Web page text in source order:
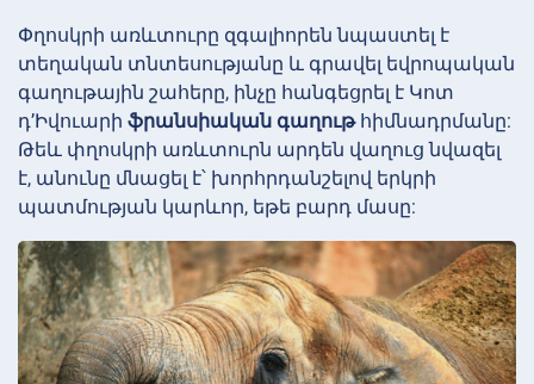
Փղոսկրի առևտուրը զգալիորեն նպաստել է
տեղական տնտեսությանը և գրավել եվրոպական
գաղութային շահերը, ինչը հանգեցրել է Կոտ
դ’Իվուարի ֆրանսիական գաղութհիմնադրմանը:
Թեև փղոսկրի առևտուրն արդեն վաղուց նվազել
է, անունը մնացել է՝ խորհրդանշելով երկրի
պատմության կարևոր, եթե բարդ մասը: